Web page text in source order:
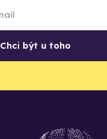
Chci být u toho